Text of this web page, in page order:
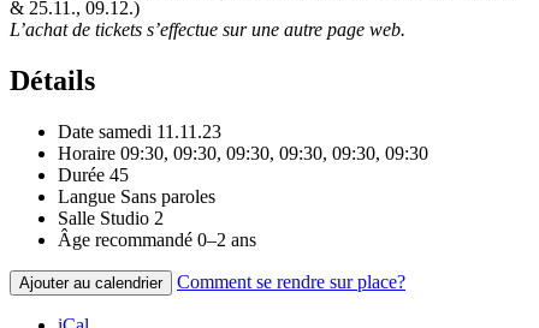
& 25.11., 09.12.)
L’achat de tickets s’effectue sur une autre page web.
Détails
Date samedi 11.11.23
Horaire 09:30, 09:30, 09:30, 09:30, 09:30, 09:30
Durée 45
Langue Sans paroles
Salle Studio 2
Âge recommandé 0–2 ans
Ajouter au calendrier Comment se rendre sur place?